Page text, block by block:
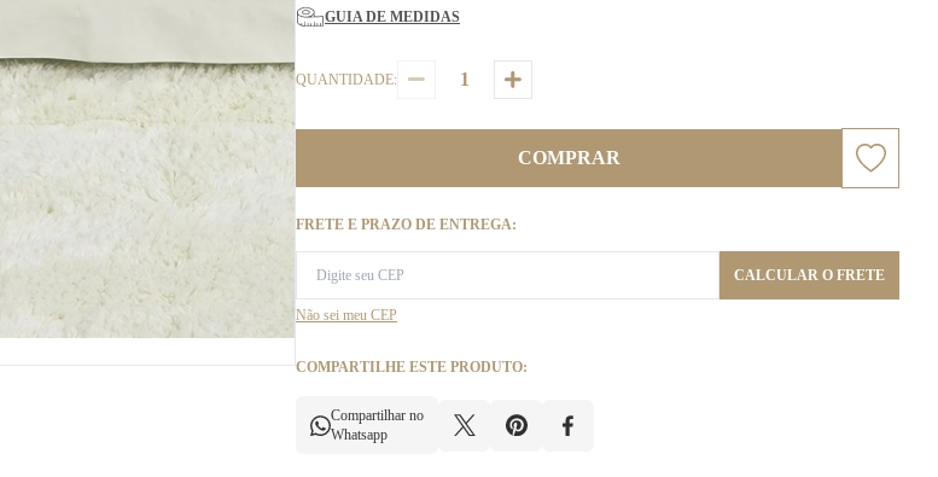
GUIA DE MEDIDAS
QUANTIDADE:
COMPRAR
FRETE E PRAZO DE ENTREGA:
CALCULAR O FRETE
Não sei meu CEP
COMPARTILHE ESTE PRODUTO:
Compartilhar no
Whatsapp